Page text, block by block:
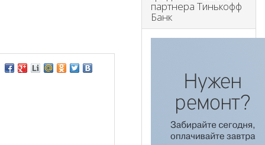
партнера Тинькофф
Банк